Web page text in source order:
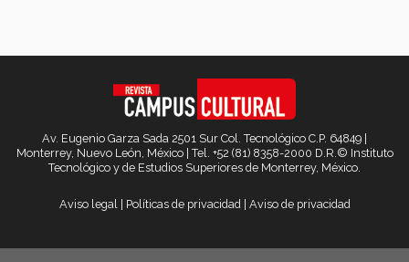
Av. Eugenio Garza Sada 2501 Sur Col. Tecnológico C.P. 64849 |
Monterrey, Nuevo León, México | Tel. +52 (81) 8358-2000 D.R.© Instituto
Tecnológico y de Estudios Superiores de Monterrey, México.
Aviso legal| Políticas de privacidad| Aviso de privacidad